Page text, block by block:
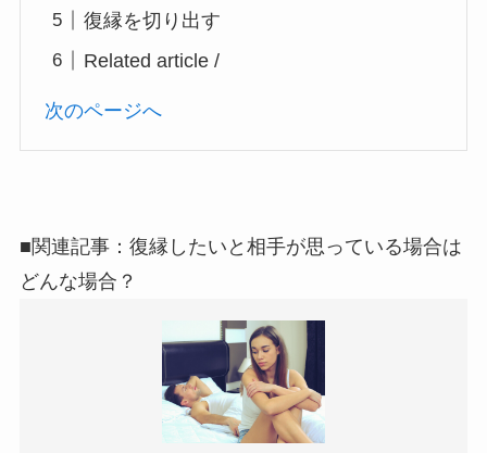
復縁を切り出す
Related article /
次のページへ
■関連記事：復縁したいと相手が思っている場合は
どんな場合？